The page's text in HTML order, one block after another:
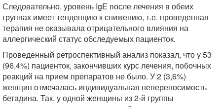
Следовательно, уровень IgE после лечения в обеих
группах имеет тенденцию к снижению, т.е. проведенная
терапия не оказывала отрицательного влияния на
аллергический статус обследуемых пациенток.
Проведенный ретроспективный анализ показал, что у 53
(96,4%) пациенток, закончивших курс лечения, побочных
реакций на прием препаратов не было. У 2 (3,6%)
женщин отмечалась индивидуальная непереносимость
бетадина. Так, у одной женщины из 2-й группы